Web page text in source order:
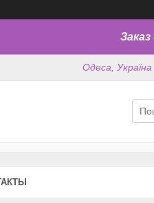
Одеса, Україна